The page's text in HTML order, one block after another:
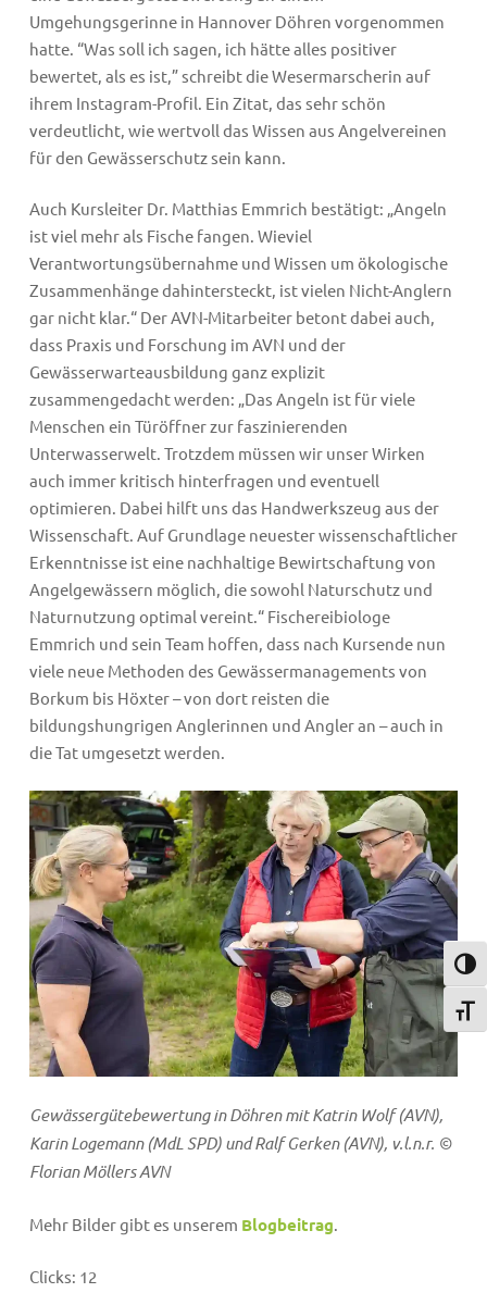
Umgehungsgerinne in Hannover Döhren vorgenommen
hatte. “Was soll ich sagen, ich hätte alles positiver
bewertet, als es ist,” schreibt die Wesermarscherin auf
ihrem Instagram-Profil. Ein Zitat, das sehr schön
verdeutlicht, wie wertvoll das Wissen aus Angelvereinen
für den Gewässerschutz sein kann.
Auch Kursleiter Dr. Matthias Emmrich bestätigt: „Angeln
ist viel mehr als Fische fangen. Wieviel
Verantwortungsübernahme und Wissen um ökologische
Zusammenhänge dahintersteckt, ist vielen Nicht-Anglern
gar nicht klar.“ Der AVN-Mitarbeiter betont dabei auch,
dass Praxis und Forschung im AVN und der
Gewässerwarteausbildung ganz explizit
zusammengedacht werden: „Das Angeln ist für viele
Menschen ein Türöffner zur faszinierenden
Unterwasserwelt. Trotzdem müssen wir unser Wirken
auch immer kritisch hinterfragen und eventuell
optimieren. Dabei hilft uns das Handwerkszeug aus der
Wissenschaft. Auf Grundlage neuester wissenschaftlicher
Erkenntnisse ist eine nachhaltige Bewirtschaftung von
Angelgewässern möglich, die sowohl Naturschutz und
Naturnutzung optimal vereint.“ Fischereibiologe
Emmrich und sein Team hoffen, dass nach Kursende nun
viele neue Methoden des Gewässermanagements von
Borkum bis Höxter – von dort reisten die
bildungshungrigen Anglerinnen und Angler an – auch in
die Tat umgesetzt werden.
Gewässergütebewertung in Döhren mit Katrin Wolf (AVN),
Karin Logemann (MdL SPD) und Ralf Gerken (AVN), v.l.n.r. ©
Florian Möllers AVN
Mehr Bilder gibt es unserem Blogbeitrag
Clicks: 12